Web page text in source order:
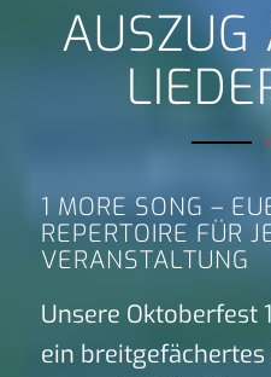
AUSZUG
1 MORE SONG –
REPERTOIRE FÜR
VERANSTALTUNG
Unsere Oktoberfest
ein breitgefächertes